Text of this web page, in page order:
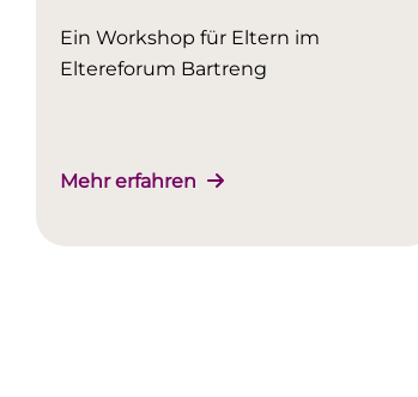
Ein Workshop für Eltern im
Eltereforum Bartreng
Mehr erfahren